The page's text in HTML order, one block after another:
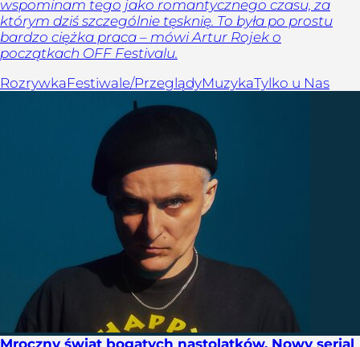
wspominam tego jako romantycznego czasu, za
którym dziś szczególnie tęsknię. To była po prostu
bardzo ciężka praca – mówi Artur Rojek o
początkach OFF Festivalu.
RozrywkaFestiwale/PrzeglądyMuzykaTylko u Nas